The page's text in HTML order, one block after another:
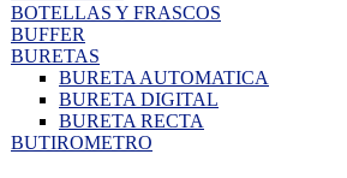
BOTELLAS Y FRASCOS
BUFFER
BURETAS
BURETA AUTOMATICA
BURETA DIGITAL
BURETA RECTA
BUTIROMETRO